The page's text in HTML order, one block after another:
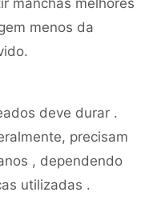
manchas melhores
menos da
deve durar .
precisam
, dependendo
utilizadas .